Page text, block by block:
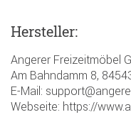
Hersteller:
Angerer Freizeitmöbel
Am Bahndamm 8,
E-Mail:
Webseite: https://